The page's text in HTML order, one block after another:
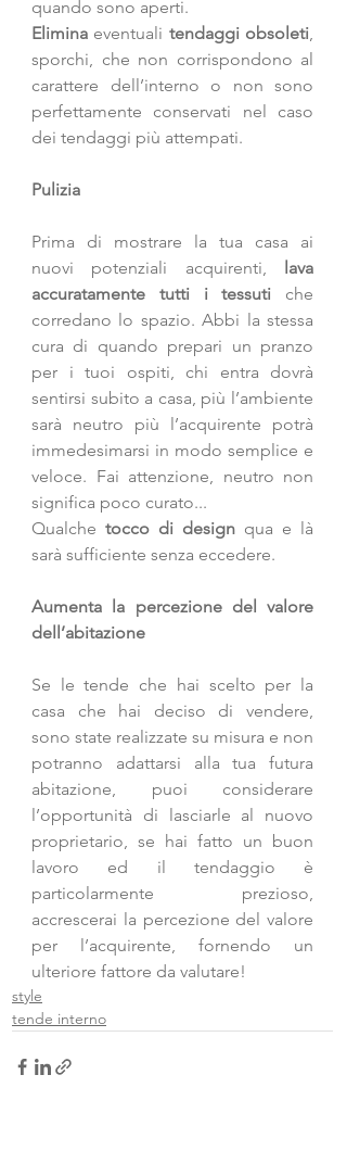
quando sono aperti.
Elimina eventuali tendaggi obsoleti
sporchi, che non corrispondono al
carattere dell’interno o non sono
perfettamente conservati nel caso
dei tendaggi più attempati.
Pulizia
Prima di mostrare la tua casa ai
nuovi potenziali acquirenti, lava
accuratamente tutti i tessuti che
corredano lo spazio. Abbi la stessa
cura di quando prepari un pranzo
per i tuoi ospiti, chi entra dovrà
sentirsi subito a casa, più l’ambiente
sarà neutro più l’acquirente potrà
immedesimarsi in modo semplice e
veloce. Fai attenzione, neutro non
significa poco curato...
Qualche tocco di design qua e là
sarà sufficiente senza eccedere.
Aumenta la percezione del valore
dell’abitazione
Se le tende che hai scelto per la
casa che hai deciso di vendere,
sono state realizzate su misura e non
potranno adattarsi alla tua futura
abitazione, puoi considerare
l’opportunità di lasciarle al nuovo
proprietario, se hai fatto un buon
lavoro ed il tendaggio è
particolarmente prezioso,
accrescerai la percezione del valore
per l’acquirente, fornendo un
ulteriore fattore da valutare!
style
tende interno